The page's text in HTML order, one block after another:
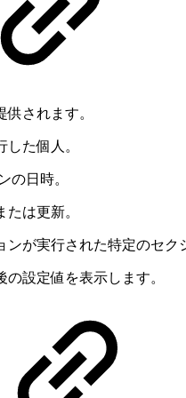
されます。
した個人。
の日時。
たは更新。
ンが実行された特定のセク
の設定値を表示します。